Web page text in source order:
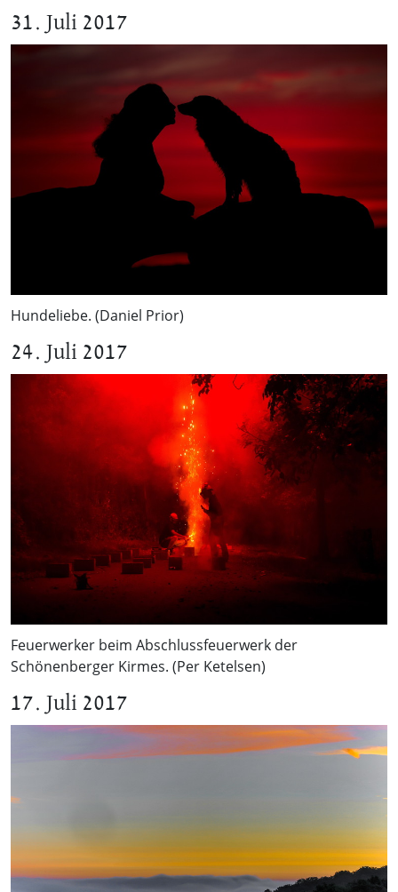
31. Juli 2017
Hundeliebe. (Daniel Prior)
24. Juli 2017
Feuerwerker beim Abschlussfeuerwerk der
Schönenberger Kirmes. (Per Ketelsen)
17. Juli 2017